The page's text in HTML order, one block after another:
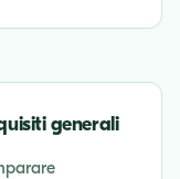
generali